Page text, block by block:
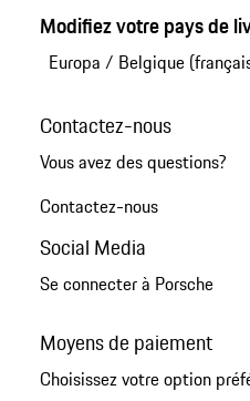
Modifiez votre pays de
Europa / Belgique
Contactez-nous
Vous avez des questions?
Contactez-nous
Social Media
Se connecter à Porsche
Moyens de paiement
Choisissez votre option